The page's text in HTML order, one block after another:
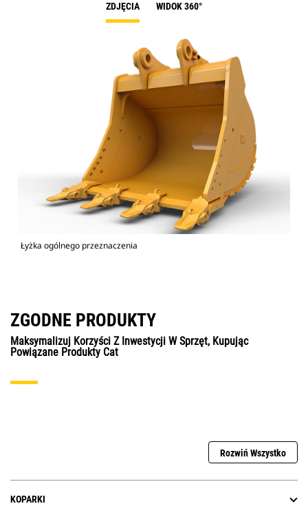
ZDJĘCIA WIDOK 360°
Łyżka ogólnego przeznaczenia
ZGODNE PRODUKTY
Maksymalizuj Korzyści Z Inwestycji W Sprzęt, Kupując
Powiązane Produkty Cat
Rozwiń Wszystko
KOPARKI